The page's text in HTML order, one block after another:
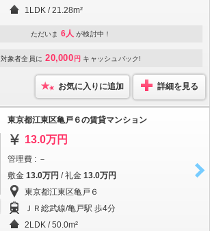
1LDK / 21.28m²
ただいま 6人 が検討中！
対象者全員に 20,000 円 キャッシュバック!
お気に入りに追加 詳細を見る
東京都江東区亀戸６の賃貸マンション
13.0万円
管理費 : －
敷金 13.0万円 / 礼金 13.0万円
東京都江東区亀戸６
ＪＲ総武線/亀戸駅 歩4分
2LDK / 50.0m²